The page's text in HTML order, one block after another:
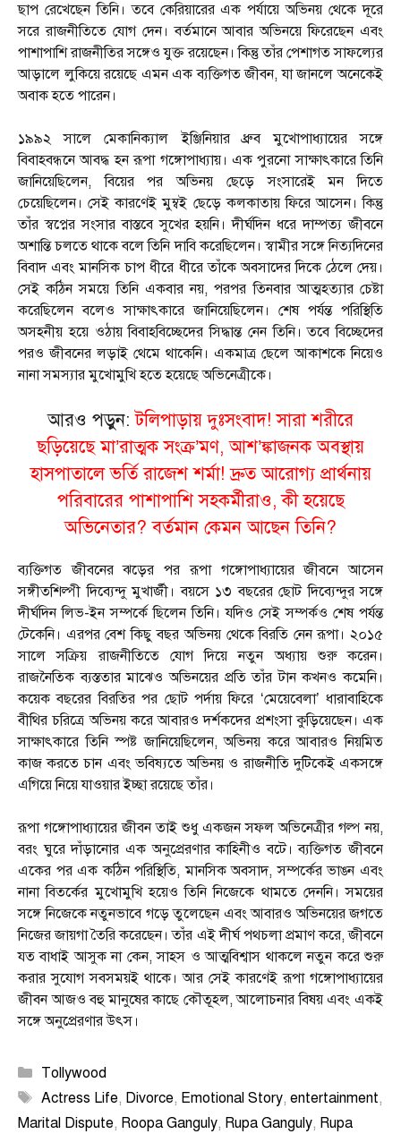
ছাপ রেখেছেন তিনি। তবে কেরিয়ারের এক পর্যায়ে অভিনয় থেকে দূরে
সরে রাজনীতিতে যোগ দেন। বর্তমানে আবার অভিনয়ে ফিরেছেন এবং
পাশাপাশি রাজনীতির সঙ্গেও যুক্ত রয়েছেন। কিন্তু তাঁর পেশাগত সাফল্যের
আড়ালে লুকিয়ে রয়েছে এমন এক ব্যক্তিগত জীবন, যা জানলে অনেকেই
অবাক হতে পারেন।
১৯৯২ সালে মেকানিক্যাল ইঞ্জিনিয়ার ধ্রুব মুখোপাধ্যায়ের সঙ্গে
বিবাহবন্ধনে আবদ্ধ হন রূপা গঙ্গোপাধ্যায়। এক পুরনো সাক্ষাৎকারে তিনি
জানিয়েছিলেন, বিয়ের পর অভিনয় ছেড়ে সংসারেই মন দিতে
চেয়েছিলেন। সেই কারণেই মুম্বই ছেড়ে কলকাতায় ফিরে আসেন। কিন্তু
তাঁর স্বপ্নের সংসার বাস্তবে সুখের হয়নি। দীর্ঘদিন ধরে দাম্পত্য জীবনে
অশান্তি চলতে থাকে বলে তিনি দাবি করেছিলেন। স্বামীর সঙ্গে নিত্যদিনের
বিবাদ এবং মানসিক চাপ ধীরে ধীরে তাঁকে অবসাদের দিকে ঠেলে দেয়।
সেই কঠিন সময়ে তিনি একবার নয়, পরপর তিনবার আত্মহত্যার চেষ্টা
করেছিলেন বলেও সাক্ষাৎকারে জানিয়েছিলেন। শেষ পর্যন্ত পরিস্থিতি
অসহনীয় হয়ে ওঠায় বিবাহবিচ্ছেদের সিদ্ধান্ত নেন তিনি। তবে বিচ্ছেদের
পরও জীবনের লড়াই থেমে থাকেনি। একমাত্র ছেলে আকাশকে নিয়েও
নানা সমস্যার মুখোমুখি হতে হয়েছে অভিনেত্রীকে।
আরও পড়ুন:টলিপাড়ায় দুঃসংবাদ! সারা শরীরে
ছড়িয়েছে মা’রাত্মক সংক্র’মণ, আশ’ঙ্কাজনক অবস্থায়
হাসপাতালে ভর্তি রাজেশ শর্মা! দ্রুত আরোগ্য প্রার্থনায়
পরিবারের পাশাপাশি সহকর্মীরাও, কী হয়েছে
অভিনেতার? বর্তমান কেমন আছেন তিনি?
ব্যক্তিগত জীবনের ঝড়ের পর রূপা গঙ্গোপাধ্যায়ের জীবনে আসেন
সঙ্গীতশিল্পী দিব্যেন্দু মুখার্জী। বয়সে ১৩ বছরের ছোট দিব্যেন্দুর সঙ্গে
দীর্ঘদিন লিভ-ইন সম্পর্কে ছিলেন তিনি। যদিও সেই সম্পর্কও শেষ পর্যন্ত
টেকেনি। এরপর বেশ কিছু বছর অভিনয় থেকে বিরতি নেন রূপা। ২০১৫
সালে সক্রিয় রাজনীতিতে যোগ দিয়ে নতুন অধ্যায় শুরু করেন।
রাজনৈতিক ব্যস্ততার মাঝেও অভিনয়ের প্রতি তাঁর টান কখনও কমেনি।
কয়েক বছরের বিরতির পর ছোট পর্দায় ফিরে ‘মেয়েবেলা’ ধারাবাহিকে
বীথির চরিত্রে অভিনয় করে আবারও দর্শকদের প্রশংসা কুড়িয়েছেন। এক
সাক্ষাৎকারে তিনি স্পষ্ট জানিয়েছিলেন, অভিনয় করে আবারও নিয়মিত
কাজ করতে চান এবং ভবিষ্যতে অভিনয় ও রাজনীতি দুটিকেই একসঙ্গে
এগিয়ে নিয়ে যাওয়ার ইচ্ছা রয়েছে তাঁর।
রূপা গঙ্গোপাধ্যায়ের জীবন তাই শুধু একজন সফল অভিনেত্রীর গল্প নয়,
বরং ঘুরে দাঁড়ানোর এক অনুপ্রেরণার কাহিনীও বটে। ব্যক্তিগত জীবনে
একের পর এক কঠিন পরিস্থিতি, মানসিক অবসাদ, সম্পর্কের ভাঙন এবং
নানা বিতর্কের মুখোমুখি হয়েও তিনি নিজেকে থামতে দেননি। সময়ের
সঙ্গে নিজেকে নতুনভাবে গড়ে তুলেছেন এবং আবারও অভিনয়ের জগতে
নিজের জায়গা তৈরি করেছেন। তাঁর এই দীর্ঘ পথচলা প্রমাণ করে, জীবনে
যত বাধাই আসুক না কেন, সাহস ও আত্মবিশ্বাস থাকলে নতুন করে শুরু
করার সুযোগ সবসময়ই থাকে। আর সেই কারণেই রূপা গঙ্গোপাধ্যায়ের
জীবন আজও বহু মানুষের কাছে কৌতূহল, আলোচনার বিষয় এবং একই
সঙ্গে অনুপ্রেরণার উৎস।
Categories
Tollywood
Tags
Actress Life, Divorce, Emotional Story, entertainment,
Marital Dispute, Roopa Ganguly, Rupa Ganguly, Rupa